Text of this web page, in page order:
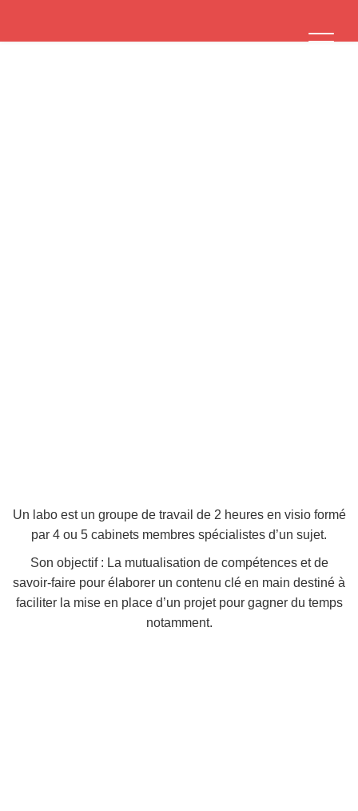
Un labo est un groupe de travail de 2 heures en visio formé
par 4 ou 5 cabinets membres spécialistes d’un sujet.
Son objectif : La mutualisation de compétences et de
savoir-faire pour élaborer un contenu clé en main destiné à
faciliter la mise en place d’un projet pour gagner du temps
notamment.